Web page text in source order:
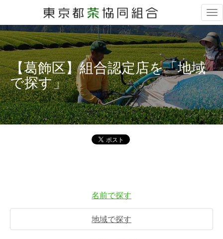
【葛飾区】組合認定店を「地域
で探す」
名前で探す
地域で探す